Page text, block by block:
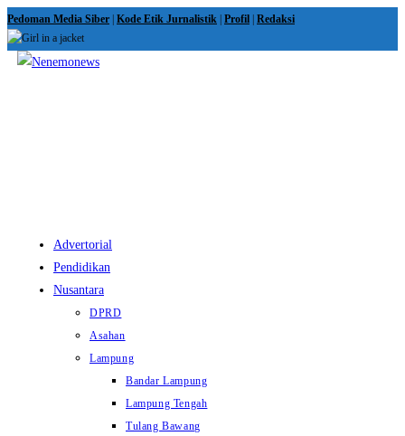
Skip
to
content
Pedoman Media Siber Kode Etik Jurnalistik Profil Redaksi
Advertorial
Pendidikan
Nusantara
DPRD
Asahan
Lampung
Bandar Lampung
Lampung Tengah
Tulang Bawang